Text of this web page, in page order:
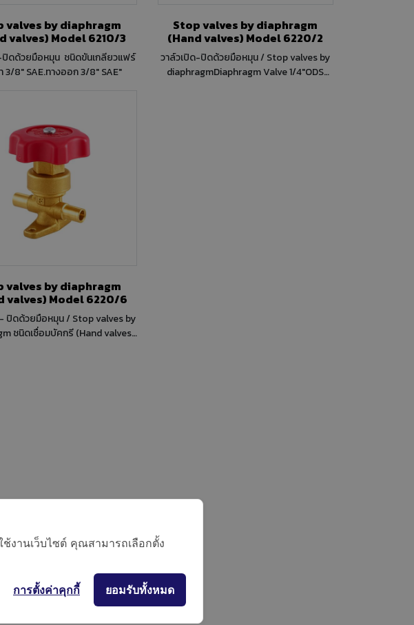
valves by diaphragm
valves) Model 6210/3
ปิดด้วยมือหมุน ชนิดขันเกลียวแฟร์
3/8" SAE.ทางออก 3/8" SAE"
Stop valves by diaphragm
(Hand valves) Model 6220/2
วาล์วเปิด-ปิดด้วยมือหมุน / Stop valves by
diaphragmDiaphragm Valve 1/4"ODS
valves by diaphragm
(Hand valves) Model 6220/6
- ปิดด้วยมือหมุน / Stop valves by
valves)
งานเว็บไซต์ คุณสามารถเลือกตั้ง
ยอมรับทั้งหมด
การตั้งค่าคุกกี้